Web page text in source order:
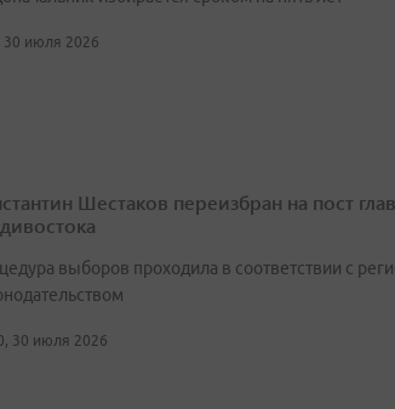
30 июля 2026
Шестаков переизбран на пост
выборов проходила в соответствии с
30 июля 2026